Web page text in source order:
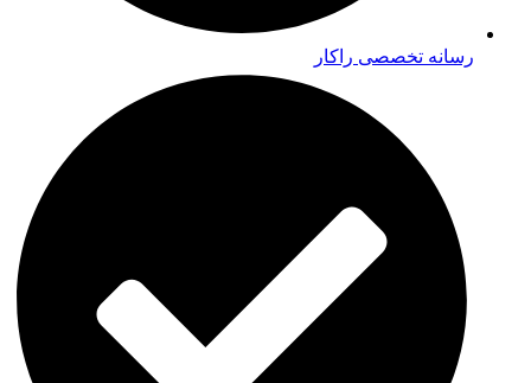
رسانه تخصصی راکار